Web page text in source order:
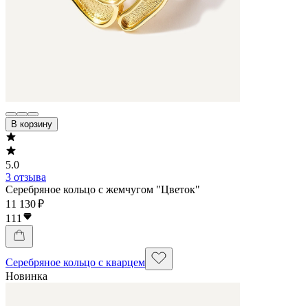
В корзину
5.0
3 отзыва
Серебряное кольцо с жемчугом "Цветок"
11 130 ₽
111
Серебряное кольцо с кварцем
Новинка